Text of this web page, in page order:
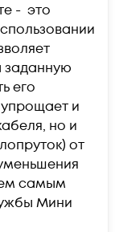
- это
заданную
его
и
но и
от
самым
Мини